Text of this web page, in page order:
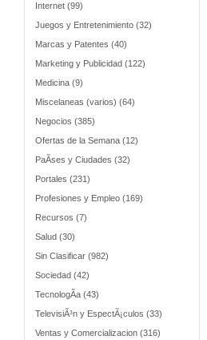
Internet (99)
Juegos y Entretenimiento (32)
Marcas y Patentes (40)
Marketing y Publicidad (122)
Medicina (9)
Miscelaneas (varios) (64)
Negocios (385)
Ofertas de la Semana (12)
PaÃ­ses y Ciudades (32)
Portales (231)
Profesiones y Empleo (169)
Recursos (7)
Salud (30)
Sin Clasificar (982)
Sociedad (42)
TecnologÃ­a (43)
TelevisiÃ³n y EspectÃ¡culos (33)
Ventas y Comercializacion (316)